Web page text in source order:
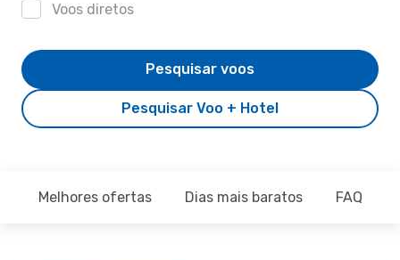
Voos diretos
Pesquisar Voo + Hotel
Pesquisar voos
Melhores ofertas Dias mais baratos FAQ